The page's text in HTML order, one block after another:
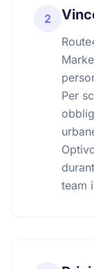
2
Per
team